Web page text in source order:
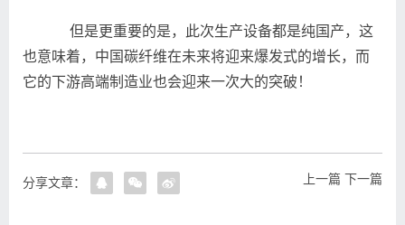
但是更重要的是，此次生产设备都是纯国产，这
也意味着，中国碳纤维在未来将迎来爆发式的增长，而
它的下游高端制造业也会迎来一次大的突破！
上一篇 下一篇
分享文章：